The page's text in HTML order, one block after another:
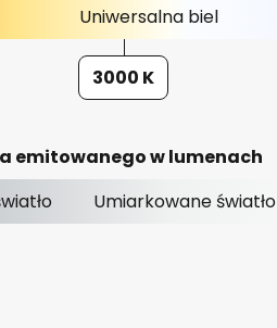
Uniwersalna biel
3000 K
emitowanego w lumenach
Umiarkowane światło